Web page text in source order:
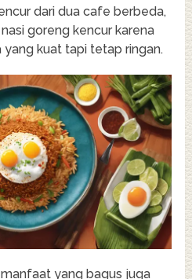
dari dua cafe berbeda,
goreng kencur karena
yang kuat tapi tetap ringan.
yang bagus juga